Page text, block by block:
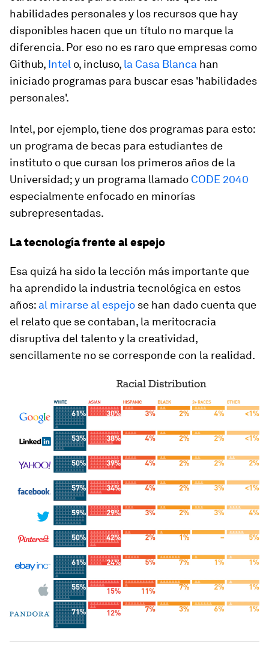
habilidades personales y los recursos que hay
disponibles hacen que un título no marque la
diferencia. Por eso no es raro que empresas como
Github, Intel o, incluso, la Casa Blanca han
iniciado programas para buscar esas 'habilidades
personales'.
Intel, por ejemplo, tiene dos programas para esto:
un programa de becas para estudiantes de
instituto o que cursan los primeros años de la
Universidad; y un programa llamado CODE 2040
especialmente enfocado en minorías
subrepresentadas.
La tecnología frente al espejo
Esa quizá ha sido la lección más importante que
ha aprendido la industria tecnológica en estos
años: al mirarse al espejo se han dado cuenta que
el relato que se contaban, la meritocracia
disruptiva del talento y la creatividad,
sencillamente no se corresponde con la realidad.